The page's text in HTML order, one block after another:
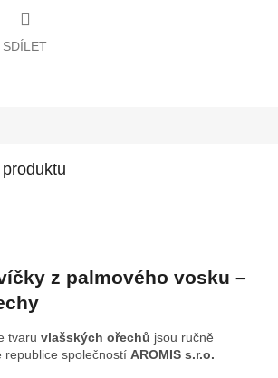
SDÍLET
z palmového vosku –
tvaru vlašských ořechů jsou ručně
republice společností AROMIS s.r.o.